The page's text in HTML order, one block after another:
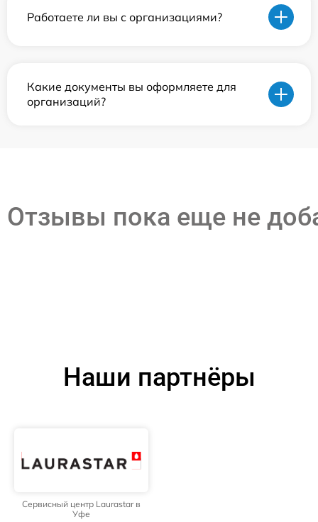
Работаете ли вы с организациями?
Какие документы вы оформляете для
организаций?
Отзывы пока еще не
Наши партнёры
Сервисный центр Laurastar в
Уфе